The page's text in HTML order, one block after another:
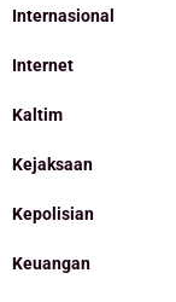
Internasional
Internet
Kaltim
Kejaksaan
Kepolisian
Keuangan